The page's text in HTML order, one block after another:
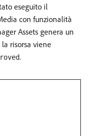
eseguito il
con funzionalità
Assets genera un
risorsa viene
.